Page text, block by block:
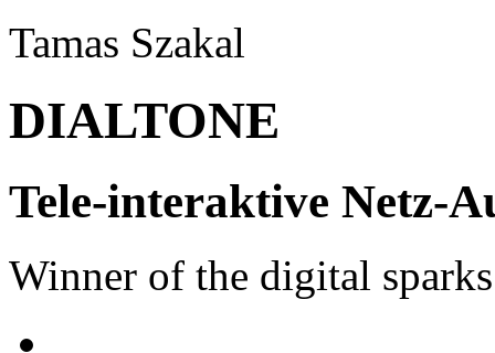
Tamas Szakal
DIALTONE
Tele-interaktive Netz-
Winner of the digital